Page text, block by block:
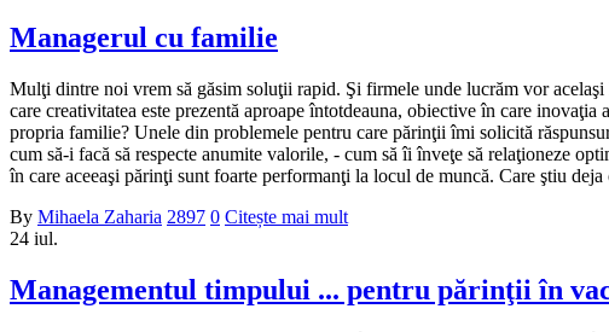
Managerul cu familie
Mulţi dintre noi vrem să găsim soluţii rapid. Şi firmele unde lucrăm vor
care creativitatea este prezentă aproape întotdeauna, obiective în care
propria familie? Unele din problemele pentru care părinţii îmi solicită
cum să-i facă să respecte anumite valorile, - cum să îi înveţe să relaţioneze
în care aceeaşi părinţi sunt foarte performanţi la locul de muncă. Care ştiu
By Mihaela Zaharia 2897 0 Citește mai mult
24 iul.
Managementul timpului ... pentru părinţii în